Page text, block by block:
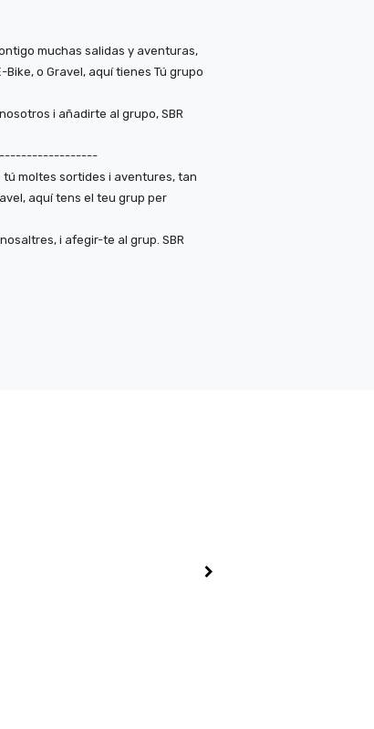
muchas salidas y aventuras,
o Gravel, aquí tienes Tú grupo
i añadirte al grupo, SBR
tú moltes sortides i aventures, tan
aquí tens el teu grup per
i afegir-te al grup. SBR